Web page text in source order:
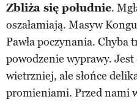
Zbliża się południe.
oszałamiają. Masyw
Pawła poczynania. Chyba
powodzenie wyprawy.
wietrzniej, ale słońce
promieniami. Przed nami